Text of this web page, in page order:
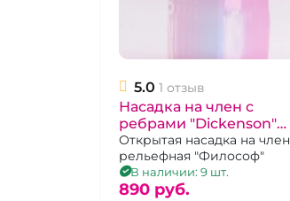
5.0 1 отзыв
Насадка на член с
ребрами "Dickenson"
Философ
Открытая насадка на член
рельефная "Философ"
В наличии: 9 шт.
890 pуб.